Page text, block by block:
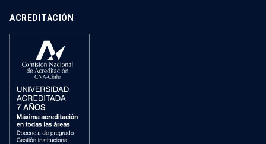
ACREDITACIÓN